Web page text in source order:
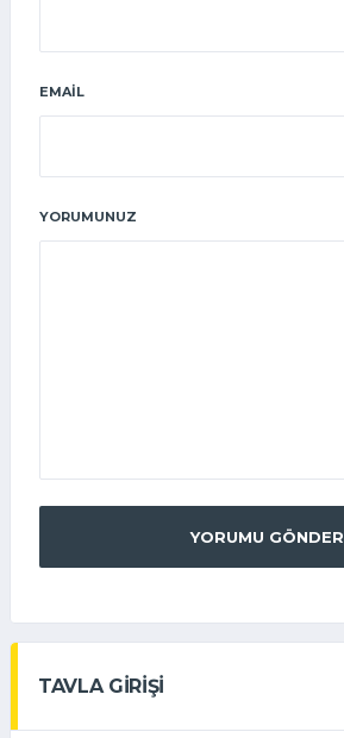
EMAIL
YORUMUNUZ
YORUMU GÖNDER
TAVLA GİRİŞİ